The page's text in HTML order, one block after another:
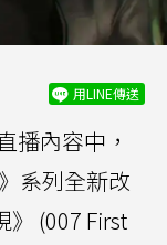
用LINE傳送
播內容中，
系列全新改
》 (007 First